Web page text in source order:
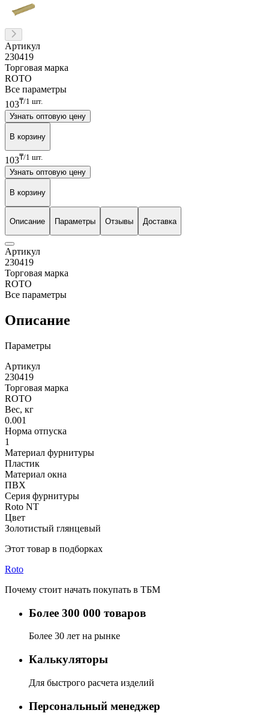
Артикул
230419
Торговая марка
ROTO
Все параметры
103₸/1 шт.
Узнать оптовую цену
В корзину
103₸/1 шт.
Узнать оптовую цену
В корзину
Описание Параметры Отзывы Доставка
Артикул
230419
Торговая марка
ROTO
Все параметры
Описание
Параметры
Артикул
230419
Торговая марка
ROTO
Вес, кг
0.001
Норма отпуска
1
Материал фурнитуры
Пластик
Материал окна
ПВХ
Серия фурнитуры
Roto NT
Цвет
Золотистый глянцевый
Этот товар в подборках
Roto
Почему стоит начать покупать в ТБМ
Более 300 000 товаров
Более 30 лет на рынке
Калькуляторы
Для быстрого расчета изделий
Персональный менеджер